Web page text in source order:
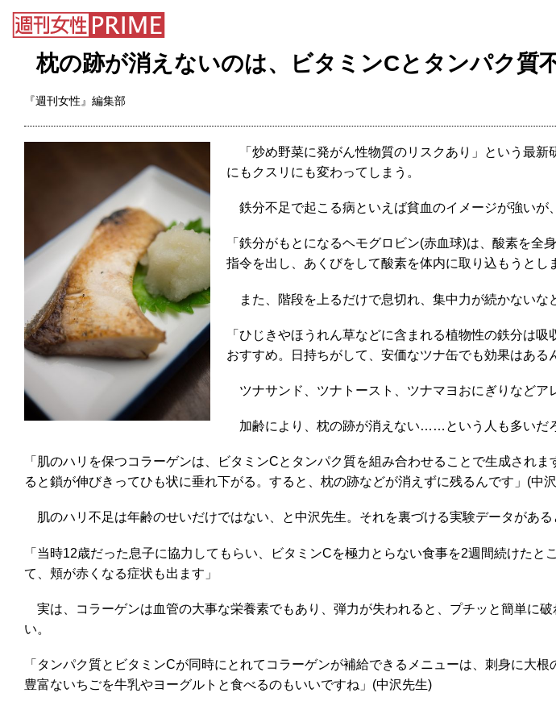
枕の跡が消えないのは、ビタミンCとタンパク質
『週刊女性』編集部
「炒め野菜に発がん性物質のリスクあり」という最新
にもクスリにも変わってしまう。
鉄分不足で起こる病といえば貧血のイメージが強いが
「鉄分がもとになるヘモグロビン(赤血球)は、酸素を
指令を出し、あくびをして酸素を体内に取り込もうとし
また、階段を上るだけで息切れ、集中力が続かないな
「ひじきやほうれん草などに含まれる植物性の鉄分は
おすすめ。日持ちがして、安価なツナ缶でも効果はある
ツナサンド、ツナトースト、ツナマヨおにぎりなどア
加齢により、枕の跡が消えない……という人も多いだ
「肌のハリを保つコラーゲンは、ビタミンCとタンパク質を組み合わせることで生成され
ると鎖が伸びきってひも状に垂れ下がる。すると、枕の跡などが消えずに残るんです」(中
肌のハリ不足は年齢のせいだけではない、と中沢先生。それを裏づける実験データがある
「当時12歳だった息子に協力してもらい、ビタミンCを極力とらない食事を2週間続けた
て、頬が赤くなる症状も出ます」
実は、コラーゲンは血管の大事な栄養素でもあり、弾力が失われると、プチッと簡単に
い。
「タンパク質とビタミンCが同時にとれてコラーゲンが補給できるメニューは、刺身に大
豊富ないちごを牛乳やヨーグルトと食べるのもいいですね」(中沢先生)